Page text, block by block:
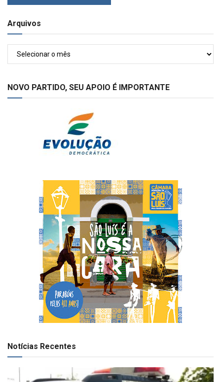
Arquivos
NOVO PARTIDO, SEU APOIO É IMPORTANTE
Notícias Recentes